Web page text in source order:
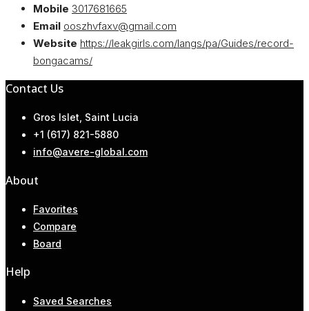
Mobile 3017681665
Email ooszhvfaxv@gmail.com
Website https://leakgirls.com/langs/pa/Guides/record-
bongacams/
Contact Us
Gros Islet, Saint Lucia
+1 (617) 821-5880
info@avere-global.com
About
Favorites
Compare
Board
Help
Saved Searches